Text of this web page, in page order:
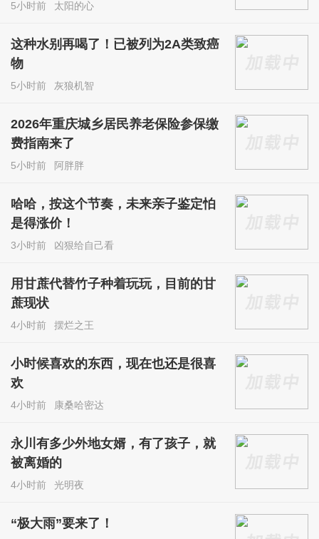
5小时前 太阳的心
这种水别再喝了！已被列为2A类致癌
物
5小时前 灰狼机智
2026年重庆城乡居民养老保险参保缴
费指南来了
5小时前 阿胖胖
哈哈，按这个节奏，未来亲子鉴定怕
是得涨价！
3小时前 凶狠给自己看
用甘蔗代替竹子种着玩玩，目前的甘
蔗现状
4小时前 摆烂之王
小时候喜欢的东西，现在也还是很喜
欢
4小时前 康桑哈密达
永川有多少外地女婿，有了孩子，就
被离婚的
4小时前 光明夜
“极大雨”要来了！